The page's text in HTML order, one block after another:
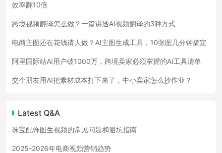
效率翻10倍
跨境视频翻译怎么做？一篇讲透AI视频翻译的3种方式
电商主图还在花钱请人做？AI主图生成工具，10张图几分钟搞定
阿里国际站AI用户破1000万，跨境卖家必须掌握的AI工具清单
交个朋友用AI把素材成本打下来了，中小卖家怎么抄作业？
Latest Q&A
珠宝配饰图生视频的常见问题和避坑指南
2025-2026年电商视频营销趋势